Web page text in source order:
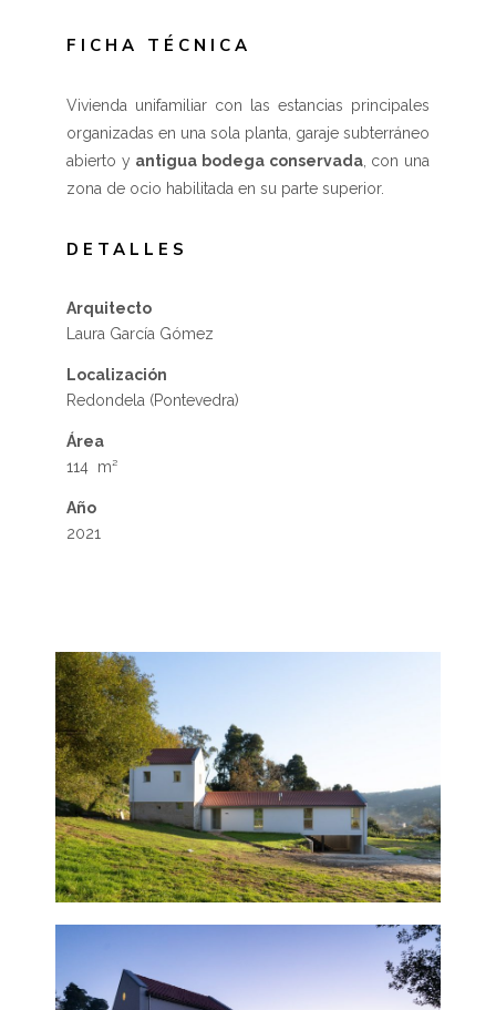
FICHA TÉCNICA
Vivienda unifamiliar con las estancias principales
organizadas en una sola planta, garaje subterráneo
abierto y antigua bodega conservada, con una
zona de ocio habilitada en su parte superior.
DETALLES
Arquitecto
Laura García Gómez
Localización
Redondela (Pontevedra)
Área
114 m²
Año
2021